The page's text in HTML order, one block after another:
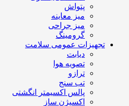
پتواش
میز معاینه
میز جراحی
گرومینگ
تجهیزات عمومی سلامت
دیابت
تصویه هوا
ترازو
تب سنج
پالس اکسیمتر انگشتی
اکسیژن ساز